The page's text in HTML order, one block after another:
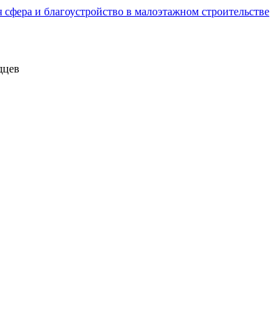
и благоустройство в малоэтажном строительстве